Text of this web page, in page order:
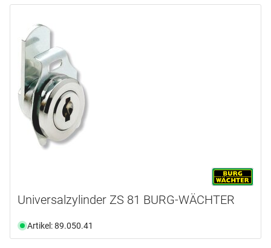
Universalzylinder ZS 81 BURG-WÄCHTER
Artikel: 89.050.41